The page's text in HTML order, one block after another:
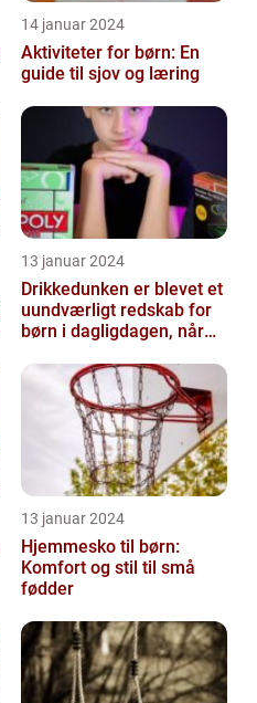
14 januar 2024
Aktiviteter for børn: En
guide til sjov og læring
13 januar 2024
Drikkedunken er blevet et
uundværligt redskab for
børn i dagligdagen, når
drik...
13 januar 2024
Hjemmesko til børn:
Komfort og stil til små
fødder